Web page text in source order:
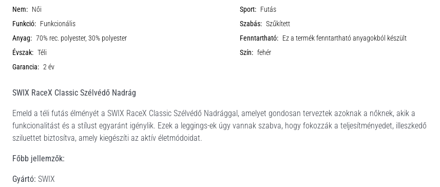
Nem: Női Sport: Futás
Funkció: Funkcionális Szabás: Szűkített
Anyag: 70% rec. polyester, 30% polyester Fenntartható: Ez a termék fenntartható anyagokból készült
Évszak: Téli Szín: fehér
Garancia: 2 év
SWIX RaceX Classic Szélvédő Nadrág
Emeld a téli futás élményét a SWIX RaceX Classic Szélvédő Nadrággal, amelyet gondosan terveztek azoknak a nőknek, akik a
funkcionalitást és a stílust egyaránt igénylik. Ezek a leggings-ek úgy vannak szabva, hogy fokozzák a teljesítményedet, illeszkedő
sziluettet biztosítva, amely kiegészíti az aktív életmódoidat.
Főbb jellemzők:
Gyártó: SWIX